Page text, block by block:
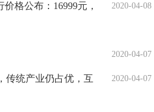
2020-04-08
格公布：16999元，
2020-04-07
2020-04-07
传统产业仍占优，互